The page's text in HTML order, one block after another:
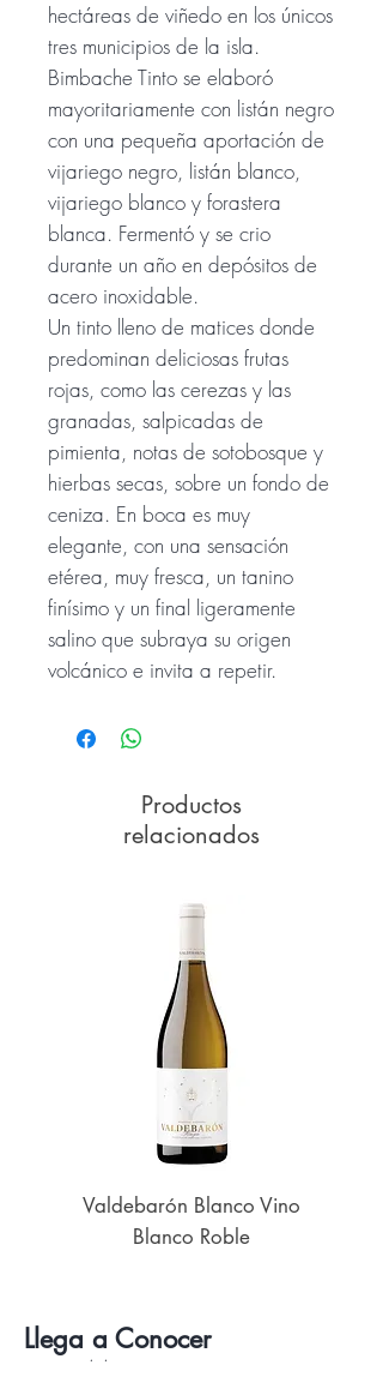
hectáreas de viñedo en los únicos
tres municipios de la isla.
Bimbache Tinto se elaboró
mayoritariamente con listán negro
con una pequeña aportación de
vijariego negro, listán blanco,
vijariego blanco y forastera
blanca. Fermentó y se crio
durante un año en depósitos de
acero inoxidable.
Un tinto lleno de matices donde
predominan deliciosas frutas
rojas, como las cerezas y las
granadas, salpicadas de
pimienta, notas de sotobosque y
hierbas secas, sobre un fondo de
ceniza. En boca es muy
elegante, con una sensación
etérea, muy fresca, un tanino
finísimo y un final ligeramente
salino que subraya su origen
volcánico e invita a repetir.
Productos
relacionados
Valdebarón Blanco Vino
Blanco Roble
Llega a Conocer